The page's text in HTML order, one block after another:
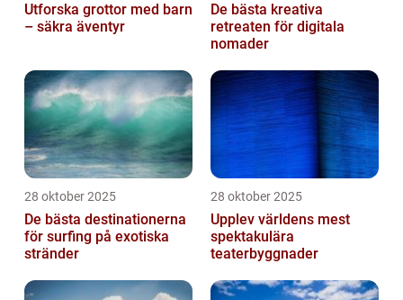
Utforska grottor med barn
– säkra äventyr
De bästa kreativa
retreaten för digitala
nomader
28 oktober 2025
De bästa destinationerna
för surfing på exotiska
stränder
28 oktober 2025
Upplev världens mest
spektakulära
teaterbyggnader